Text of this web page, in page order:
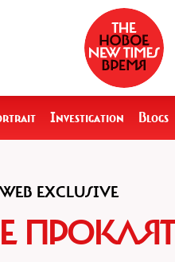
Investigation Blogs
EXCLUSIVE